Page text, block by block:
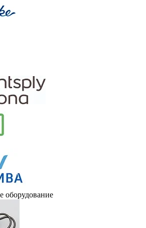
оборудование